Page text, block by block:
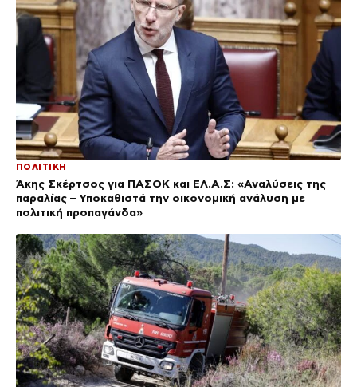
ΠΟΛΙΤΙΚΗ
Άκης Σκέρτσος για ΠΑΣΟΚ και ΕΛ.Α.Σ: «Αναλύσεις της
παραλίας – Υποκαθιστά την οικονομική ανάλυση με
πολιτική προπαγάνδα»